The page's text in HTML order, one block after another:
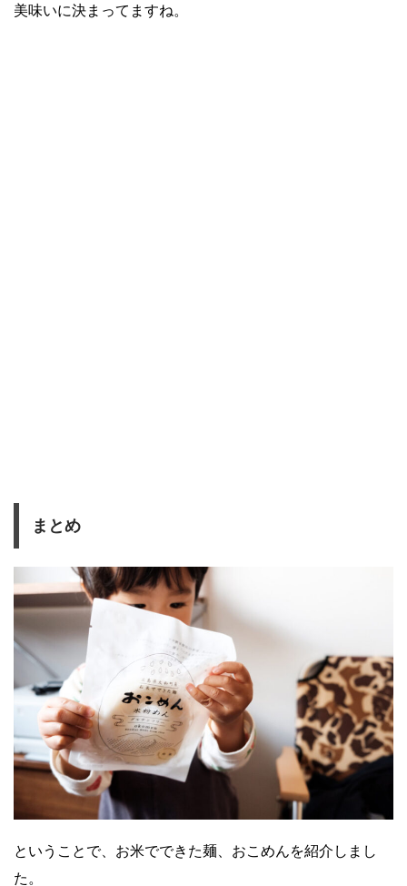
美味いに決まってますね。
まとめ
ということで、お米でできた麺、おこめんを紹介しまし
た。